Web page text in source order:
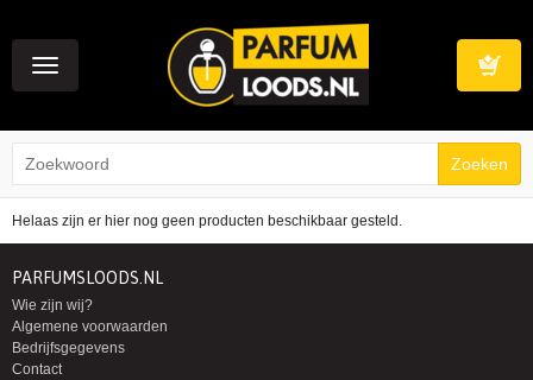
Toggle
navigation
Helaas zijn er hier nog geen producten beschikbaar gesteld.
PARFUMSLOODS.NL
Wie zijn wij?
Algemene voorwaarden
Bedrijfsgegevens
Contact